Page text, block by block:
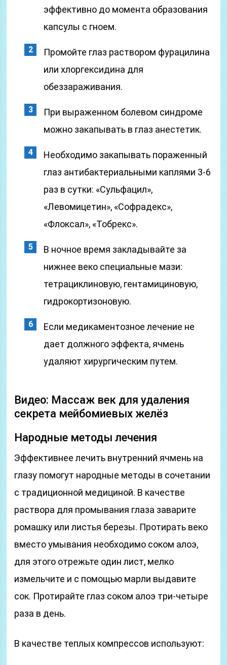
эффективно до момента образования
капсулы с гноем.
Промойте глаз раствором фурацилина
или хлоргексидина для
обеззараживания.
При выраженном болевом синдроме
можно закапывать в глаз анестетик.
Необходимо закапывать пораженный
глаз антибактериальными каплями 3-6
раз в сутки: «Сульфацил»,
«Левомицетин», «Софрадекс»,
«Флоксал», «Тобрекс».
В ночное время закладывайте за
нижнее веко специальные мази:
тетрациклиновую, гентамициновую,
гидрокортизоновую.
Если медикаментозное лечение не
дает должного эффекта, ячмень
удаляют хирургическим путем.
Видео: Массаж век для удаления
секрета мейбомиевых желёз
Народные методы лечения
Эффективнее лечить внутренний ячмень на
глазу помогут народные методы в сочетании
с традиционной медициной. В качестве
раствора для промывания глаза заварите
ромашку или листья березы. Протирать веко
вместо умывания необходимо соком алоэ,
для этого отрежьте один лист, мелко
измельчите и с помощью марли выдавите
сок. Протирайте глаз соком алоэ три-четыре
раза в день.
В качестве теплых компрессов используют: